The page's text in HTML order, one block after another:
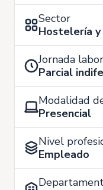
Sector
Hostelería
Jornada
Parcial
Modalidad
Presencial
Nivel
Empleado